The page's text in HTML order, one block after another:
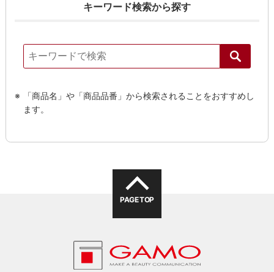
キーワード検索から探す
「商品名」や「商品品番」から検索されることをおすすめし
ます。
PAGE TOP